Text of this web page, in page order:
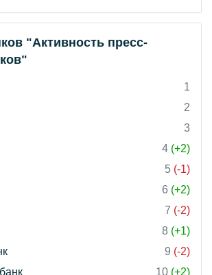
"Активность пресс-
1
2
3
4 (+2)
5 (-1)
6 (+2)
7 (-2)
8 (+1)
9 (-2)
10 (+2)